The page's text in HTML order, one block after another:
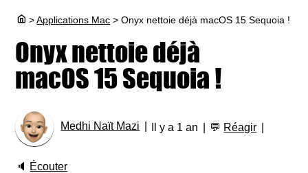
> Applications Mac > Onyx nettoie déjà macOS 15 Sequoia !
Onyx nettoie déjà
macOS 15 Sequoia !
Medhi Naït Mazi Il y a 1 an 💬 Réagir
🔈 Écouter